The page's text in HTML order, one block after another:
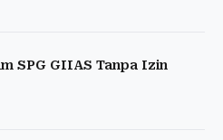
SPG GIIAS Tanpa Izin